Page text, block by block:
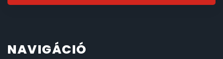
NAVIGÁCIÓ